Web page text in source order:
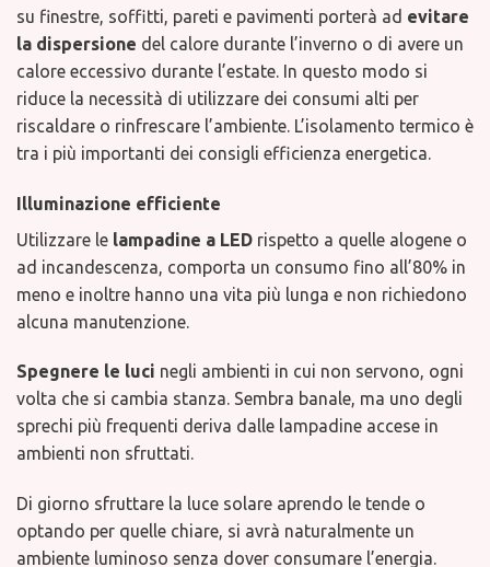
su finestre, soffitti, pareti e pavimenti porterà ad evitare
la dispersione del calore durante l’inverno o di avere un
calore eccessivo durante l’estate. In questo modo si
riduce la necessità di utilizzare dei consumi alti per
riscaldare o rinfrescare l’ambiente. L’isolamento termico è
tra i più importanti dei consigli efficienza energetica.
Illuminazione efficiente
Utilizzare le lampadine a LED rispetto a quelle alogene o
ad incandescenza, comporta un consumo fino all’80% in
meno e inoltre hanno una vita più lunga e non richiedono
alcuna manutenzione.
Spegnere le luci negli ambienti in cui non servono, ogni
volta che si cambia stanza. Sembra banale, ma uno degli
sprechi più frequenti deriva dalle lampadine accese in
ambienti non sfruttati.
Di giorno sfruttare la luce solare aprendo le tende o
optando per quelle chiare, si avrà naturalmente un
ambiente luminoso senza dover consumare l’energia.